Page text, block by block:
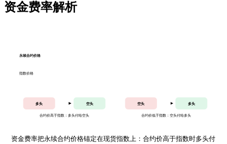
资金费率解析
永续合约价格
指数价格
多头 空头
合约价高于指数：多头付给空头
空头 多头
合约价低于指数：空头付给多头
资金费率把永续合约价格锚定在现货指数上：合约价高于指数时多头付